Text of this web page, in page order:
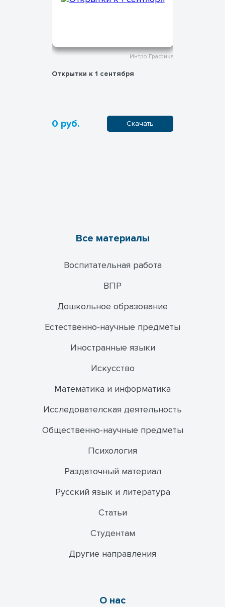
Интро Графика
Открытки к 1 сентября
0 руб. Скачать
Все материалы
Воспитательная работа
ВПР
Дошкольное образование
Естественно-научные предметы
Иностранные языки
Искусство
Математика и информатика
Исследователская деятельность
Общественно-научные предметы
Психология
Раздаточный материал
Русский язык и литература
Статьи
Студентам
Другие направления
О нас